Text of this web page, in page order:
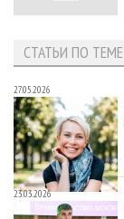
СТАТЬИ ПО ТЕМЕ
27.05.2026
23.03.2026